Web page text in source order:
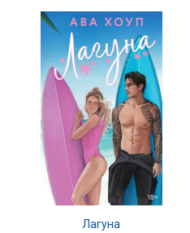
Лагуна